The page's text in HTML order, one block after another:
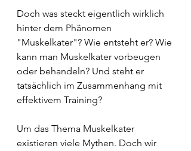
Doch was steckt eigentlich wirklich
hinter dem Phänomen
"Muskelkater"? Wie entsteht er? Wie
kann man Muskelkater vorbeugen
oder behandeln? Und steht er
tatsächlich im Zusammenhang mit
effektivem Training?
Um das Thema Muskelkater
existieren viele Mythen. Doch wir